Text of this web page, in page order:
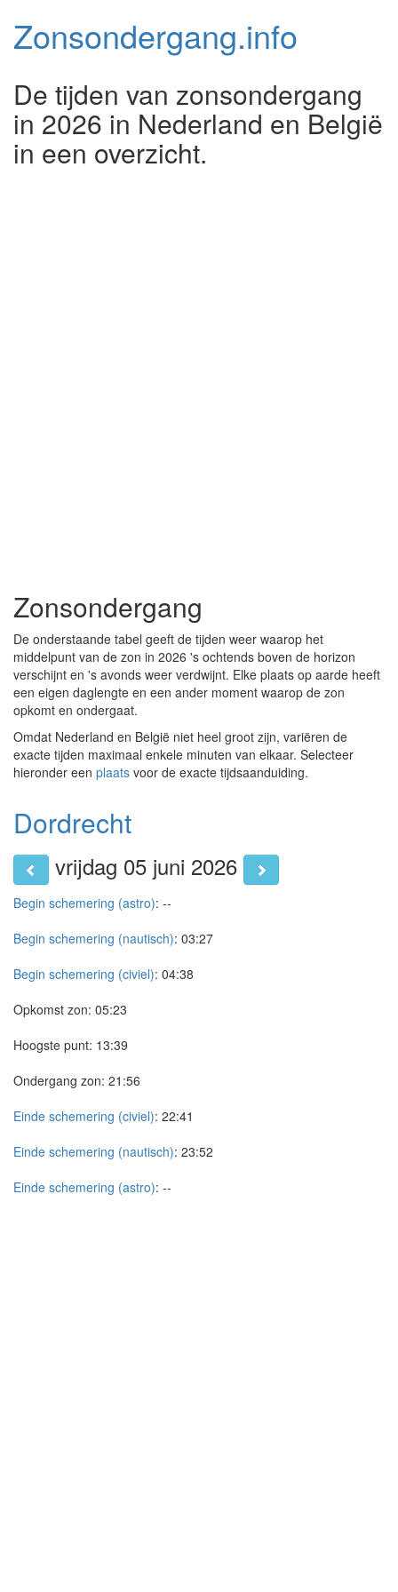
Zonsondergang.info
De tijden van zonsondergang
in 2026 in Nederland en België
in een overzicht.
Zonsondergang
De onderstaande tabel geeft de tijden weer waarop het
middelpunt van de zon in 2026 's ochtends boven de horizon
verschijnt en 's avonds weer verdwijnt. Elke plaats op aarde heeft
een eigen daglengte en een ander moment waarop de zon
opkomt en ondergaat.
Omdat Nederland en België niet heel groot zijn, variëren de
exacte tijden maximaal enkele minuten van elkaar. Selecteer
hieronder een plaats voor de exacte tijdsaanduiding.
Dordrecht
vrijdag 05 juni 2026
Begin schemering (astro): --
Begin schemering (nautisch): 03:27
Begin schemering (civiel): 04:38
Opkomst zon: 05:23
Hoogste punt: 13:39
Ondergang zon: 21:56
Einde schemering (civiel): 22:41
Einde schemering (nautisch): 23:52
Einde schemering (astro): --